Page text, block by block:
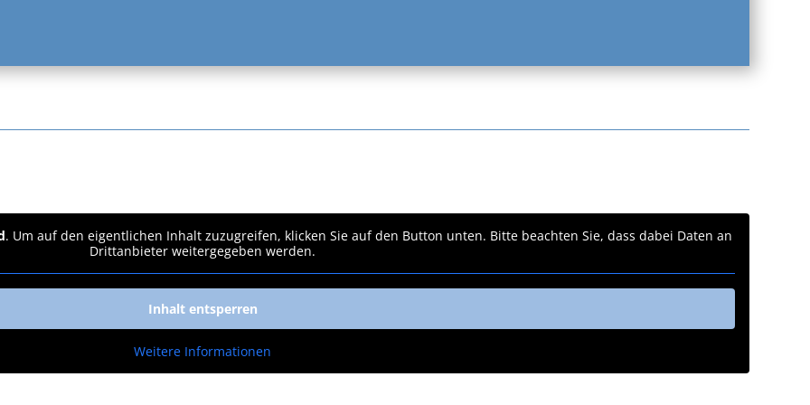
. Um auf den eigentlichen Inhalt zuzugreifen, klicken Sie auf den Button unten. Bitte beachten Sie, dass dabei Daten an
Drittanbieter weitergegeben werden.
Inhalt entsperren
Weitere Informationen